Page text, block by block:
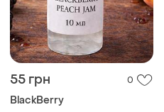
55 грн 0
BlackBerry